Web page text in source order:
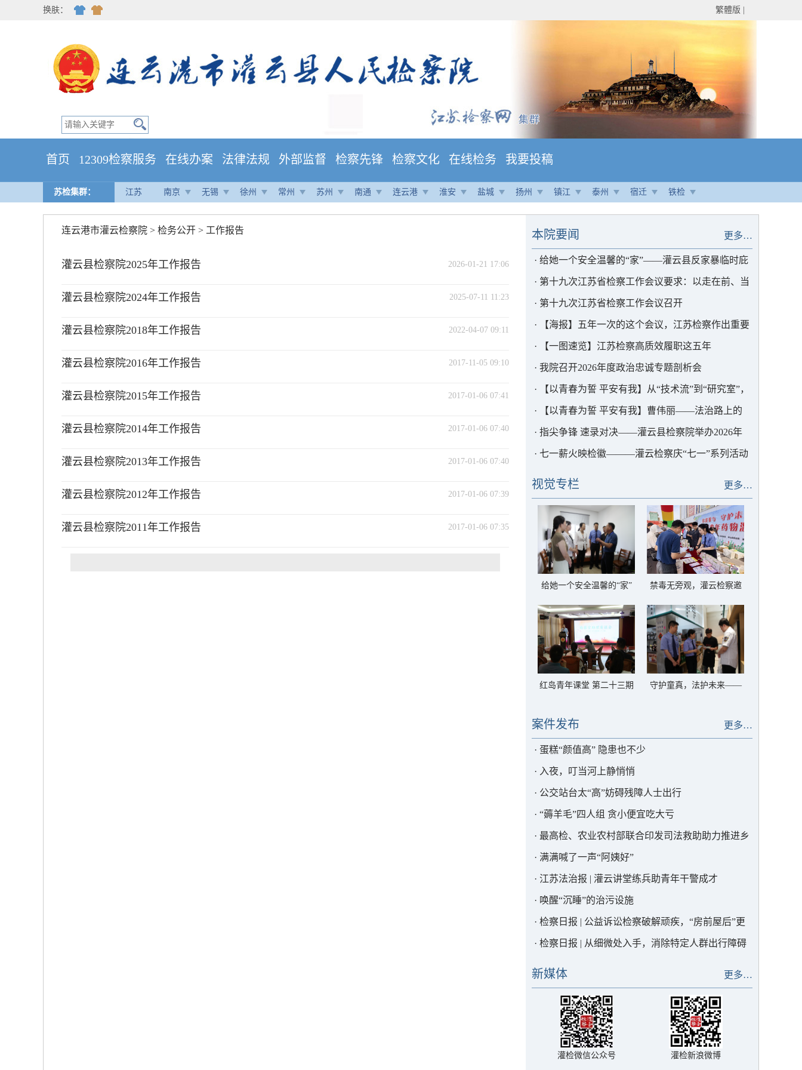
换肤： 繁體版
首页 12309检察服务 在线办案 法律法规 外部监督 检察先锋 检察文化 在线检务 我要投稿
苏检集群： 江苏 南京 无锡 徐州 常州 苏州 南通 连云港 淮安 盐城 扬州 镇江 泰州 宿迁 铁检
连云港市灌云检察院 > 检务公开 > 工作报告
2026-01-21 17:06
灌云县检察院2025年工作报告
2025-07-11 11:23
灌云县检察院2024年工作报告
2022-04-07 09:11
灌云县检察院2018年工作报告
2017-11-05 09:10
灌云县检察院2016年工作报告
2017-01-06 07:41
灌云县检察院2015年工作报告
2017-01-06 07:40
灌云县检察院2014年工作报告
2017-01-06 07:40
灌云县检察院2013年工作报告
2017-01-06 07:39
灌云县检察院2012年工作报告
2017-01-06 07:35
灌云县检察院2011年工作报告
更多…
本院要闻
· 给她一个安全温馨的“家”——灌云县反家暴临时庇
护中心以法护航
· 第十九次江苏省检察工作会议要求：以走在前、当
表率的实干实绩为中国式现代化江苏新实践贡献更大
检察力量
· 第十九次江苏省检察工作会议召开
· 【海报】五年一次的这个会议，江苏检察作出重要
部署
· 【一图速览】江苏检察高质效履职这五年
· 我院召开2026年度政治忠诚专题剖析会
· 【以青春为誓 平安有我】从“技术流”到“研究室”，
这位青年干警用AI为检察赋能
· 【以青春为誓 平安有我】曹伟丽——法治路上的
“求极致”者
· 指尖争锋 速录对决——灌云县检察院举办2026年
度书记员速录竞赛
· 七一薪火映检徽———灌云检察庆“七一”系列活动
更多…
视觉专栏
给她一个安全温馨的“家”
护中心以法护航
禁毒无旁观，灌云检察邀
红岛青年课堂 第二十三期
守护童真，法护未来——
更多…
案件发布
· 蛋糕“颜值高” 隐患也不少
· 入夜，叮当河上静悄悄
· 公交站台太“高”妨碍残障人士出行
· “薅羊毛”四人组 贪小便宜吃大亏
· 最高检、农业农村部联合印发司法救助助力推进乡
村全面振兴典型案例，灌云1例入选！
· 满满喊了一声“阿姨好”
· 江苏法治报 | 灌云讲堂练兵助青年干警成才
· 唤醒“沉睡”的治污设施
· 检察日报 | 公益诉讼检察破解顽疾，“房前屋后”更
宜居
· 检察日报 | 从细微处入手，消除特定人群出行障碍
更多…
新媒体
灌检微信公众号 灌检新浪微博